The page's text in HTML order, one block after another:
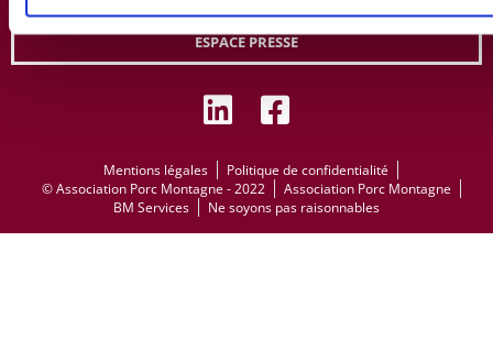
ESPACE PRESSE
Mentions légales
Politique de confidentialité
© Association Porc Montagne - 2022
Association Porc Montagne
BM Services
Ne soyons pas raisonnables